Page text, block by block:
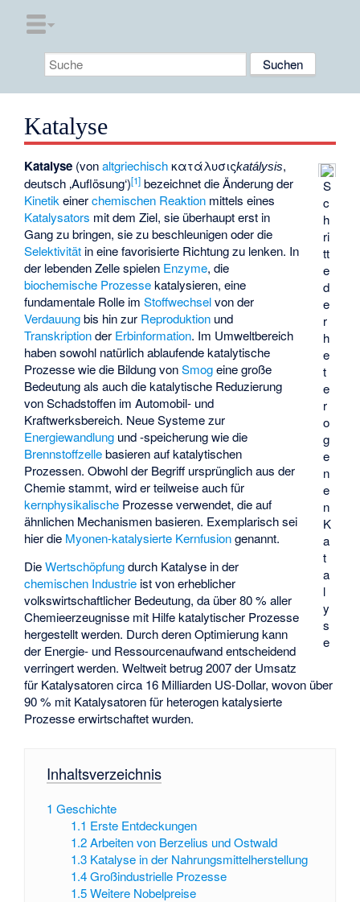
Katalyse
S
c
h
ri
tt
e
d
e
r
h
e
t
e
r
o
g
e
n
e
n
K
a
t
a
l
y
s
e
Katalyse (vonaltgriechisch κατάλυσιςkatálysis,
deutsch ‚Auflösung‘)[1] bezeichnet die Änderung der
Kinetikeinerchemischen Reaktion mittels eines
Katalysators mit dem Ziel, sie überhaupt erst in
Gang zu bringen, sie zu beschleunigen oder die
Selektivität in eine favorisierte Richtung zu lenken. In
der lebenden Zelle spielen Enzyme, die
biochemische Prozessekatalysieren, eine
fundamentale Rolle imStoffwechselvon der
Verdauungbis hin zur Reproduktion und
Transkriptionder Erbinformation. Im Umweltbereich
haben sowohl natürlich ablaufende katalytische
Prozesse wie die Bildung vonSmogeine große
Bedeutung als auch die katalytische Reduzierung
von Schadstoffen im Automobil- und
Kraftwerksbereich. Neue Systeme zur
Energiewandlung und -speicherung wie die
Brennstoffzellebasieren auf katalytischen
Prozessen. Obwohl der Begriff ursprünglich aus der
Chemie stammt, wird er teilweise auch für
kernphysikalische Prozesse verwendet, die auf
ähnlichen Mechanismen basieren. Exemplarisch sei
hier die Myonen-katalysierte Kernfusiongenannt.
DieWertschöpfungdurch Katalyse in der
chemischen Industrie ist von erheblicher
volkswirtschaftlicher Bedeutung, da über 80 % aller
Chemieerzeugnisse mit Hilfe katalytischer Prozesse
hergestellt werden. Durch deren Optimierung kann
der Energie- und Ressourcenaufwand entscheidend
verringert werden. Weltweit betrug 2007 der Umsatz
für Katalysatoren circa 16 Milliarden US-Dollar, wovon über
90 % mit Katalysatoren für heterogen katalysierte
Prozesse erwirtschaftet wurden.
Inhaltsverzeichnis
1 Geschichte
1.1 Erste Entdeckungen
1.2 Arbeiten von Berzelius und Ostwald
1.3 Katalyse in der Nahrungsmittelherstellung
1.4 Großindustrielle Prozesse
1.5 Weitere Nobelpreise